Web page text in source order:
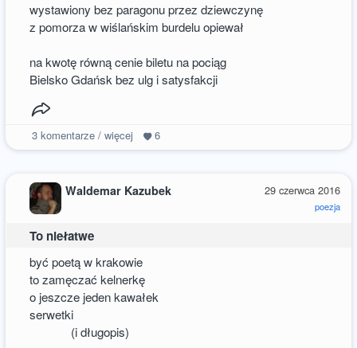
wystawiony bez paragonu przez dziewczynę
z pomorza w wiślańskim burdelu opiewał
na kwotę równą cenie biletu na pociąg
Bielsko Gdańsk bez ulg i satysfakcji
3komentarze / więcej 6
29 czerwca 2016
poezja
Waldemar Kazubek
To niełatwe
być poetą w krakowie
to zamęczać kelnerkę
o jeszcze jeden kawałek
serwetki
(i długopis)